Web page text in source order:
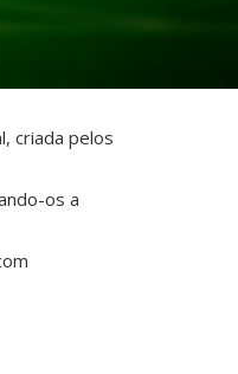
criada pelos
os a